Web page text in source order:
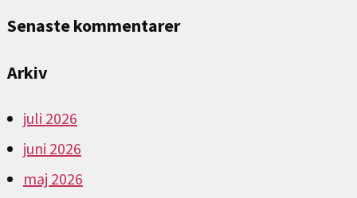
Senaste kommentarer
Arkiv
juli 2026
juni 2026
maj 2026